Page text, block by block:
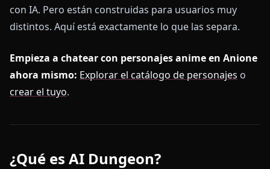
con IA. Pero están construidas para usuarios muy
distintos. Aquí está exactamente lo que las separa.
Empieza a chatear con personajes anime en Anione
ahora mismo: Explorar el catálogo de personajes o
crear el tuyo.
¿Qué es AI Dungeon?